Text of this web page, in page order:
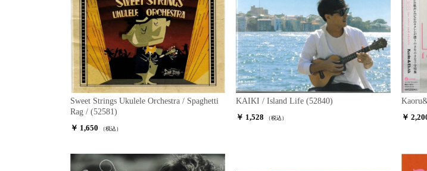
Sweet Strings Ukulele Orchestra / Spaghetti
Rag / (52581)
￥ 1,650
（税込）
KAIKI / Island Life (52840)
￥ 1,528
（税込）
￥